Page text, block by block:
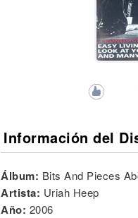
Información del
Álbum: Bits And Pieces
Artista: Uriah Heep
Año: 2006